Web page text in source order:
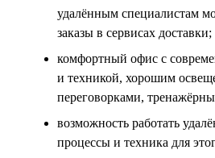
удалённым специалистам
заказы в сервисах доставки;
комфортный офис с
и техникой, хорошим
переговорками,
возможность работать
процессы и техника для